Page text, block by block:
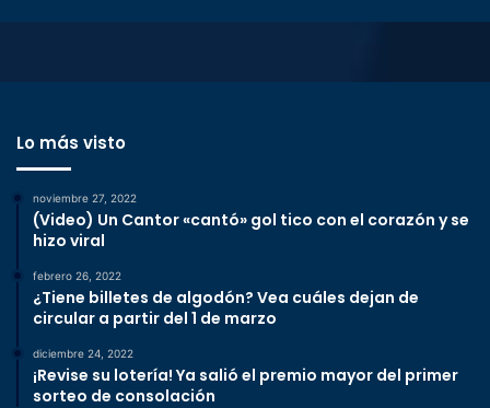
Lo más visto
noviembre 27, 2022
(Video) Un Cantor «cantó» gol tico con el corazón y se
hizo viral
febrero 26, 2022
¿Tiene billetes de algodón? Vea cuáles dejan de
circular a partir del 1 de marzo
diciembre 24, 2022
¡Revise su lotería! Ya salió el premio mayor del primer
sorteo de consolación